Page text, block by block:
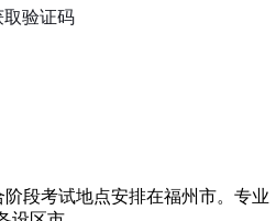
取验证码
阶段考试地点安排在福州市。专业